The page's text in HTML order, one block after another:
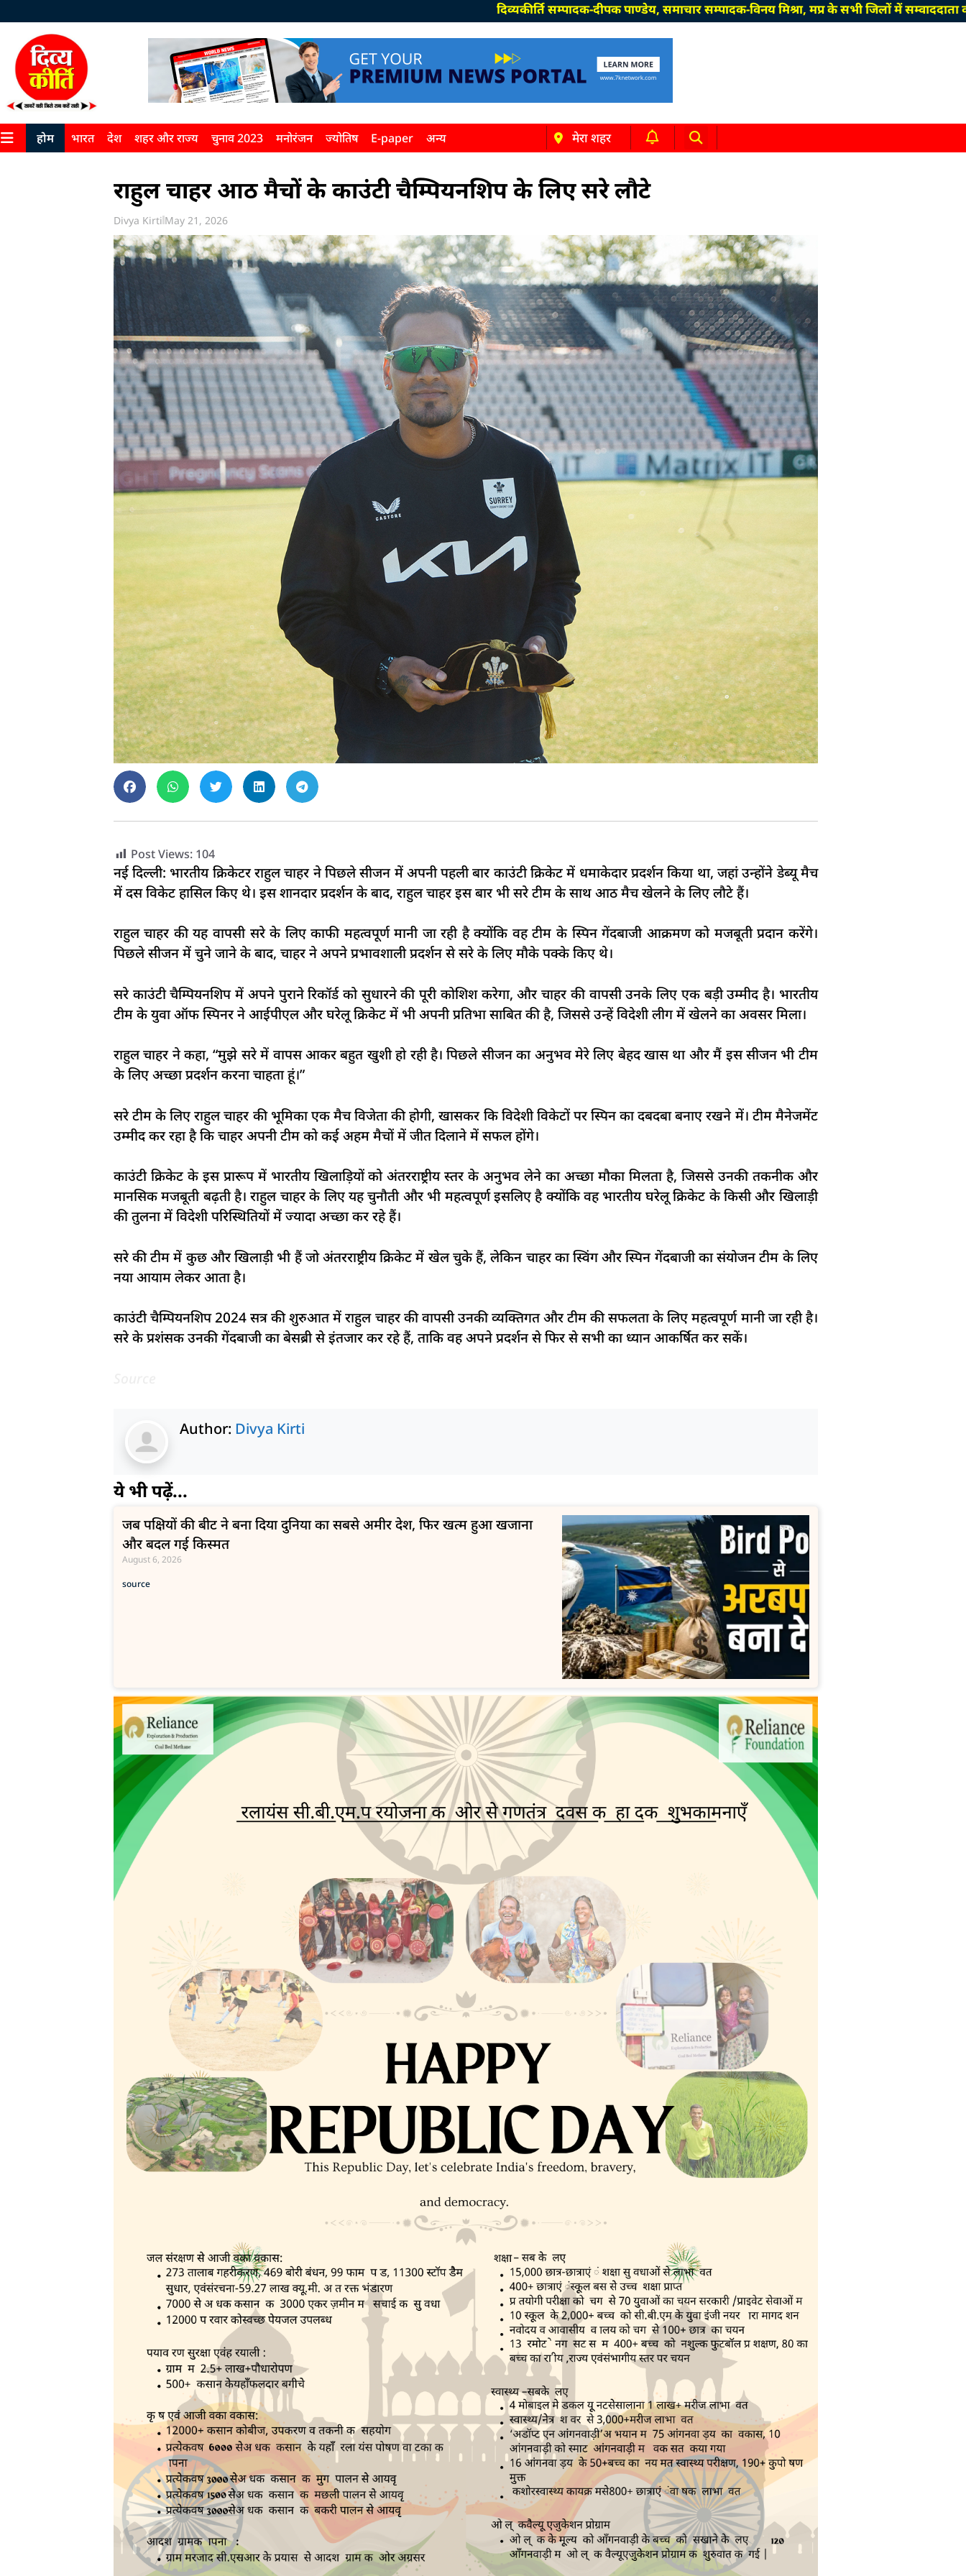
दिव्यकीर्ति सम्पादक-दीपक पाण्डेय, समाचार सम्पादक-विनय मिश्रा, मप्र के सभी जिलों में सम्वाददाता की
होम भारत देश शहर और राज्य चुनाव 2023 मनोरंजन ज्योतिष E-paper अन्य मेरा शहर
राहुल चाहर आठ मैचों के काउंटी चैम्पियनशिप के लिए सरे लौटे
Divya Kirti May 21, 2026
Post Views: 104
नई दिल्ली: भारतीय क्रिकेटर राहुल चाहर ने पिछले सीजन में अपनी पहली बार काउंटी क्रिकेट में धमाकेदार प्रदर्शन किया था, जहां उन्होंने डेब्यू मैच
में दस विकेट हासिल किए थे। इस शानदार प्रदर्शन के बाद, राहुल चाहर इस बार भी सरे टीम के साथ आठ मैच खेलने के लिए लौटे हैं।
राहुल चाहर की यह वापसी सरे के लिए काफी महत्वपूर्ण मानी जा रही है क्योंकि वह टीम के स्पिन गेंदबाजी आक्रमण को मजबूती प्रदान करेंगे।
पिछले सीजन में चुने जाने के बाद, चाहर ने अपने प्रभावशाली प्रदर्शन से सरे के लिए मौके पक्के किए थे।
सरे काउंटी चैम्पियनशिप में अपने पुराने रिकॉर्ड को सुधारने की पूरी कोशिश करेगा, और चाहर की वापसी उनके लिए एक बड़ी उम्मीद है। भारतीय
टीम के युवा ऑफ स्पिनर ने आईपीएल और घरेलू क्रिकेट में भी अपनी प्रतिभा साबित की है, जिससे उन्हें विदेशी लीग में खेलने का अवसर मिला।
राहुल चाहर ने कहा, “मुझे सरे में वापस आकर बहुत खुशी हो रही है। पिछले सीजन का अनुभव मेरे लिए बेहद खास था और मैं इस सीजन भी टीम
के लिए अच्छा प्रदर्शन करना चाहता हूं।”
सरे टीम के लिए राहुल चाहर की भूमिका एक मैच विजेता की होगी, खासकर कि विदेशी विकेटों पर स्पिन का दबदबा बनाए रखने में। टीम मैनेजमेंट
उम्मीद कर रहा है कि चाहर अपनी टीम को कई अहम मैचों में जीत दिलाने में सफल होंगे।
काउंटी क्रिकेट के इस प्रारूप में भारतीय खिलाड़ियों को अंतरराष्ट्रीय स्तर के अनुभव लेने का अच्छा मौका मिलता है, जिससे उनकी तकनीक और
मानसिक मजबूती बढ़ती है। राहुल चाहर के लिए यह चुनौती और भी महत्वपूर्ण इसलिए है क्योंकि वह भारतीय घरेलू क्रिकेट के किसी और खिलाड़ी
की तुलना में विदेशी परिस्थितियों में ज्यादा अच्छा कर रहे हैं।
सरे की टीम में कुछ और खिलाड़ी भी हैं जो अंतरराष्ट्रीय क्रिकेट में खेल चुके हैं, लेकिन चाहर का स्विंग और स्पिन गेंदबाजी का संयोजन टीम के लिए
नया आयाम लेकर आता है।
काउंटी चैम्पियनशिप 2024 सत्र की शुरुआत में राहुल चाहर की वापसी उनकी व्यक्तिगत और टीम की सफलता के लिए महत्वपूर्ण मानी जा रही है।
सरे के प्रशंसक उनकी गेंदबाजी का बेसब्री से इंतजार कर रहे हैं, ताकि वह अपने प्रदर्शन से फिर से सभी का ध्यान आकर्षित कर सकें।
Author: Divya Kirti
ये भी पढ़ें...
जब पक्षियों की बीट ने बना दिया दुनिया का सबसे अमीर देश, फिर खत्म हुआ खजाना
और बदल गई किस्मत
August 6, 2026
source